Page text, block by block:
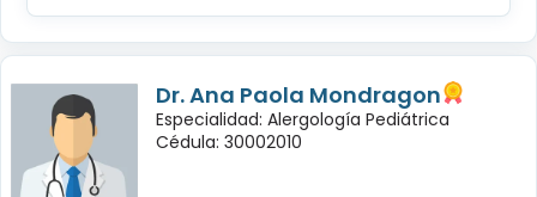
Dr. Ana Paola Mondragon
Especialidad: Alergología Pediátrica
Cédula: 30002010